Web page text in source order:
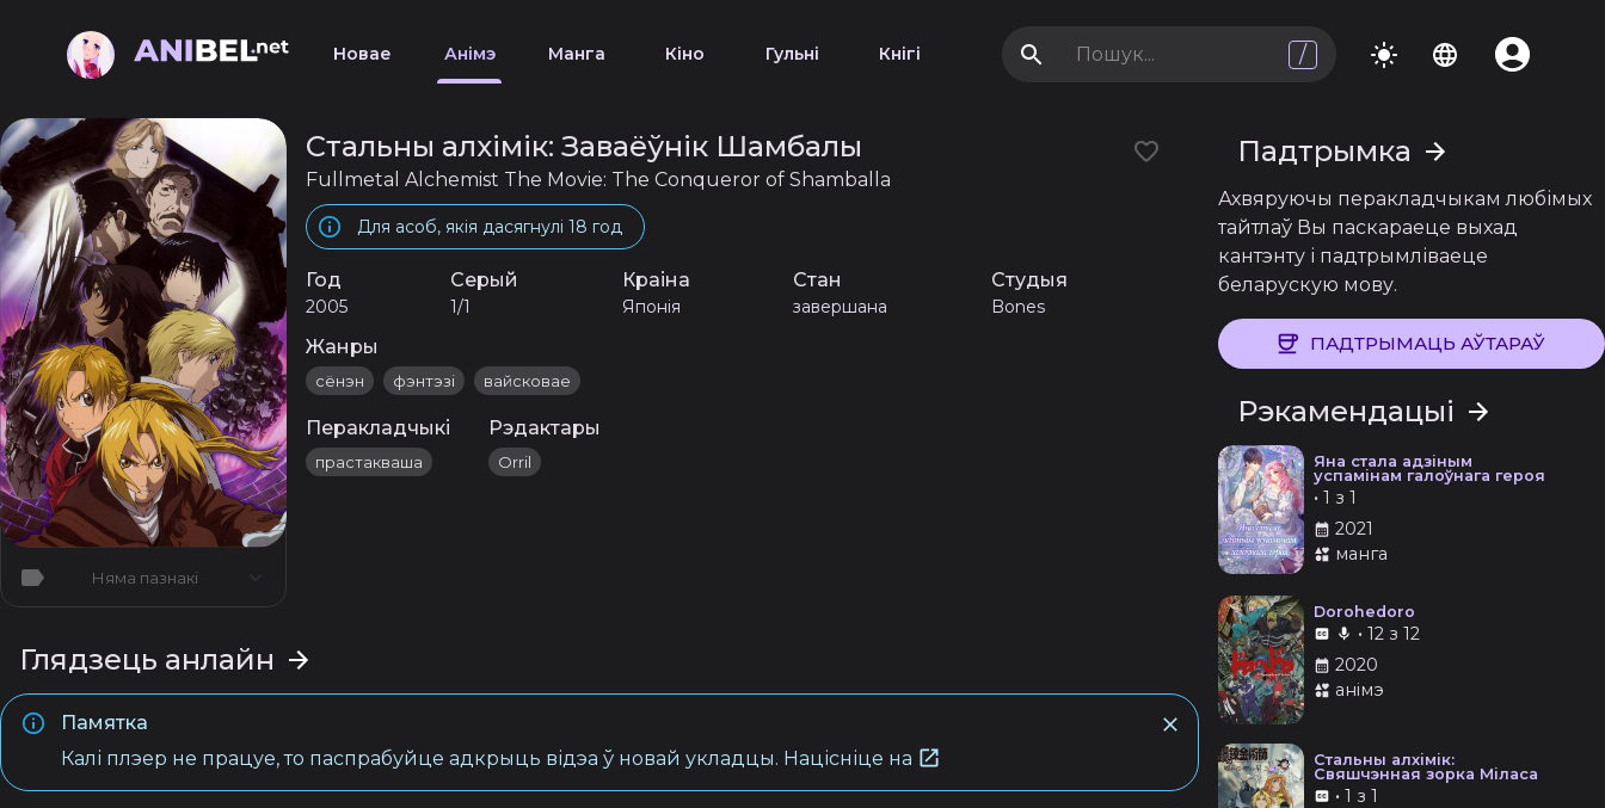
Новае Анімэ Манга Кіно Гульні Кнігі /
Няма пазнакі
Стальны алхімік: Заваёўнік Шамбалы
Fullmetal Alchemist The Movie: The Conqueror of Shamballa
Для асоб, якія дасягнулі 18 год
Год
2005
Серый
1/1
Краіна
Японія
Стан
завершана
Студыя
Bones
Жанры
сёнэн фэнтэзі вайсковае
Перакладчыкі
прастакваша
Рэдактары
Orril
Глядзець анлайн
Памятка
Калі плэер не працуе, то паспрабуйце адкрыць відэа ў новай укладцы. Націсніце на
Падтрымка
Ахвяруючы перакладчыкам любімых
тайтлаў Вы паскараеце выхад
кантэнту і падтрымліваеце
беларускую мову.
ПАДТРЫМАЦЬ АЎТАРАЎ
Рэкамендацыі
Яна стала адзіным
успамінам галоўнага героя
• 1 з 1
2021
манга
Dorohedoro
• 12 з 12
2020
анімэ
Стальны алхімік:
Свяшчэнная зорка Міласа
• 1 з 1